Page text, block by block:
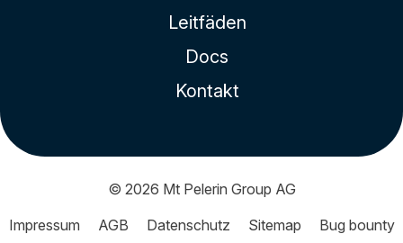
Leitfäden
Docs
Kontakt
© 2026 Mt Pelerin Group AG
Impressum
AGB Datenschutz Sitemap
Bug bounty